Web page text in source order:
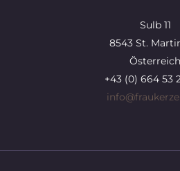
Sulb 11
8543 St.
Österreich
+43 (0) 664 53